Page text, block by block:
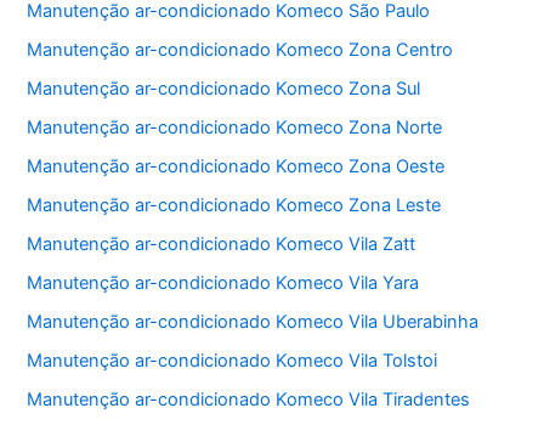
o
k
p
Manutenção ar-condicionado Komeco São Paulo
Manutenção ar-condicionado Komeco Zona Centro
Manutenção ar-condicionado Komeco Zona Sul
Manutenção ar-condicionado Komeco Zona Norte
Manutenção ar-condicionado Komeco Zona Oeste
Manutenção ar-condicionado Komeco Zona Leste
Manutenção ar-condicionado Komeco Vila Zatt
Manutenção ar-condicionado Komeco Vila Yara
Manutenção ar-condicionado Komeco Vila Uberabinha
Manutenção ar-condicionado Komeco Vila Tolstoi
Manutenção ar-condicionado Komeco Vila Tiradentes